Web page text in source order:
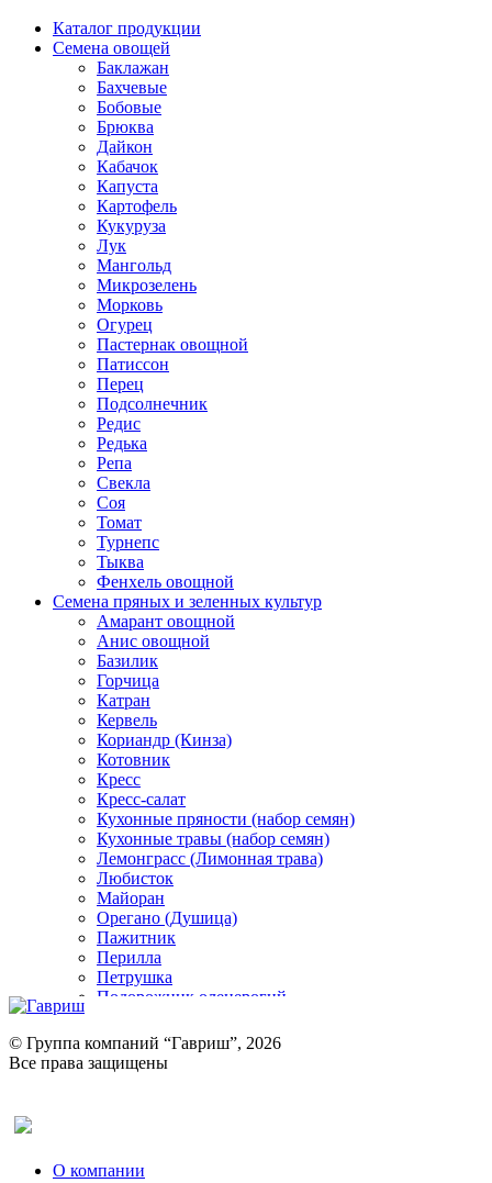
Каталог продукции
Семена овощей
Баклажан
Бахчевые
Бобовые
Брюква
Дайкон
Кабачок
Капуста
Картофель
Кукуруза
Лук
Мангольд
Микрозелень
Морковь
Огурец
Пастернак овощной
Патиссон
Перец
Подсолнечник
Редис
Редька
Репа
Свекла
Соя
Томат
Турнепс
Тыква
Фенхель овощной
Семена пряных и зеленных культур
Амарант овощной
Анис овощной
Базилик
Горчица
Катран
Кервель
Кориандр (Кинза)
Котовник
Кресс
Кресс-салат
Кухонные пряности (набор семян)
Кухонные травы (набор семян)
Лемонграсс (Лимонная трава)
Любисток
Майоран
Орегано (Душица)
Пажитник
Перилла
Петрушка
Подорожник оленерогий
Ревень
Рукола
Рута
Тмин
© Группа компаний “Гавриш”, 2026
Все права защищены
О компании